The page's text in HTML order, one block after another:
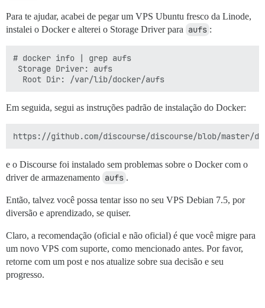
Para te ajudar, acabei de pegar um VPS Ubuntu fresco da Linode,
instalei o Docker e alterei o Storage Driver para aufs :
# docker info | grep aufs
Storage Driver: aufs
Em seguida, segui as instruções padrão de instalação do Docker:
e o Discourse foi instalado sem problemas sobre o Docker com o
driver de armazenamento aufs .
Então, talvez você possa tentar isso no seu VPS Debian 7.5, por
diversão e aprendizado, se quiser.
Claro, a recomendação (oficial e não oficial) é que você migre para
um novo VPS com suporte, como mencionado antes. Por favor,
retorne com um post e nos atualize sobre sua decisão e seu
progresso.